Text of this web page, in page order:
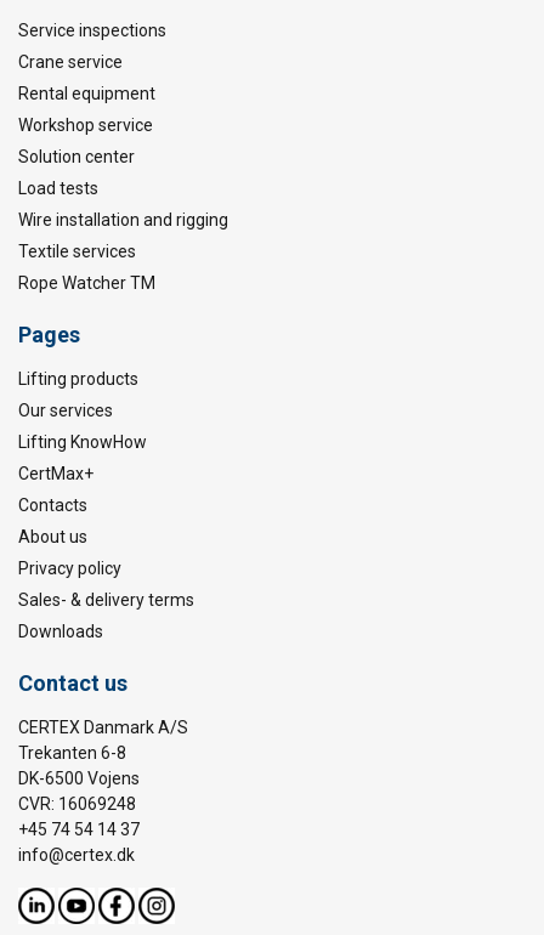
Service inspections
Crane service
Rental equipment
Workshop service
Solution center
Load tests
Wire installation and rigging
Textile services
Rope Watcher TM
Pages
Lifting products
Our services
Lifting KnowHow
CertMax+
Contacts
About us
Privacy policy
Sales- & delivery terms
Downloads
Contact us
CERTEX Danmark A/S
Trekanten 6-8
DK-6500 Vojens
CVR: 16069248
+45 74 54 14 37
info@certex.dk